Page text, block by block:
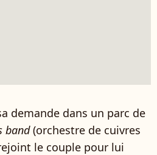
demande dans un parc de
band(orchestre de cuivres
le couple pour lui